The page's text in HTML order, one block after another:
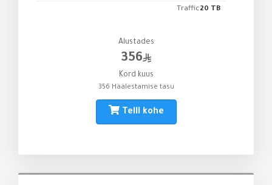
Traffic20 TB
Alustades
356
Kord kuus
356 Häälestamise tasu
Telli kohe